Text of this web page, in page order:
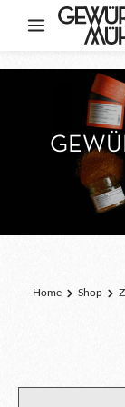
springen
Home Shop